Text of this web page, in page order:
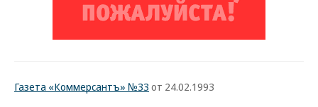
Газета «Коммерсантъ» №33 от 24.02.1993